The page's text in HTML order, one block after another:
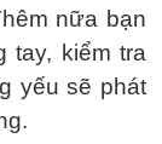
nữa bạn
tay, kiểm tra
yếu sẽ phát